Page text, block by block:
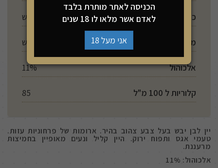
כשרות יש
מתיקות יבש
אלכוהול 11%
קלוריות ל 100 מ"ל 85
יין לבן יבש בעל צבע צהוב בהיר. ארומות של פרחוניות עזות.
טעמי אגס ותפוח ירוק. היין קליל ונעים מאופיין בחמיצות
מרעננת.
אלכוהול: 11%
הכניסה לאתר מותרת בלבד
לאדם אשר מלאו לו 18 שנים
אני מעל 18